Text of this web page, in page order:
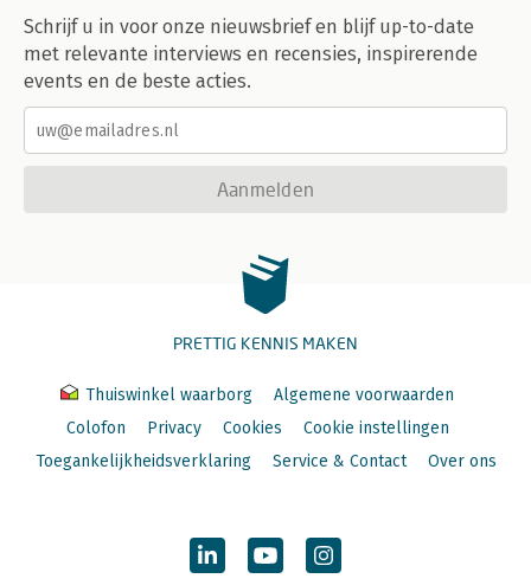
Schrijf u in voor onze nieuwsbrief en blijf up-to-date
met relevante interviews en recensies, inspirerende
events en de beste acties.
Aanmelden
PRETTIG KENNIS MAKEN
Thuiswinkel waarborg
Algemene voorwaarden
Colofon
Privacy Cookies
Cookie instellingen
Toegankelijkheidsverklaring
Service & Contact Over ons